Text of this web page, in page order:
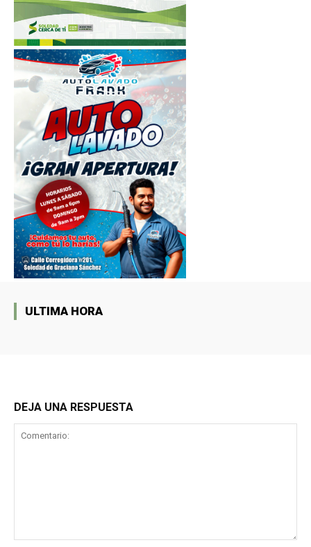
ULTIMA HORA
DEJA UNA RESPUESTA